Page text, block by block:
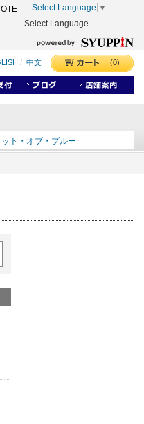
Select Language ▼
Select Language
/ 中文 (0)
ト・オブ・ブルー
モンブラン